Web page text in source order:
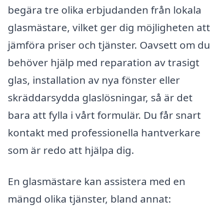
begära tre olika erbjudanden från lokala
glasmästare, vilket ger dig möjligheten att
jämföra priser och tjänster. Oavsett om du
behöver hjälp med reparation av trasigt
glas, installation av nya fönster eller
skräddarsydda glaslösningar, så är det
bara att fylla i vårt formulär. Du får snart
kontakt med professionella hantverkare
som är redo att hjälpa dig.
En glasmästare kan assistera med en
mängd olika tjänster, bland annat: